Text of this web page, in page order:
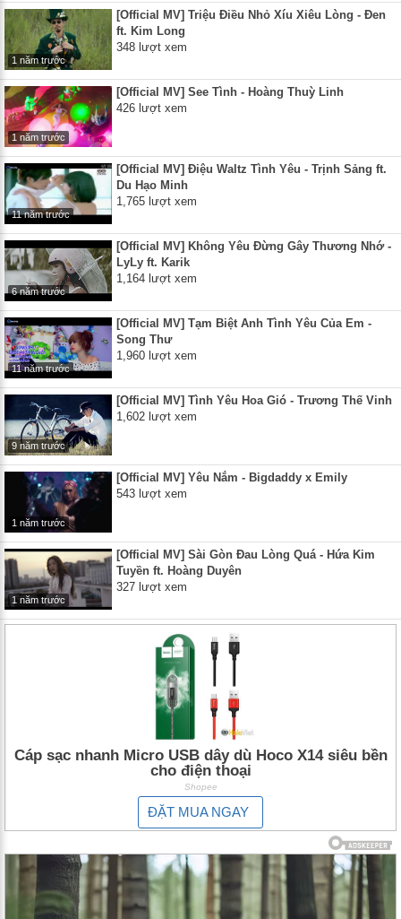
1 năm trước
[Official MV] Triệu Điều Nhỏ Xíu Xiêu Lòng - Đen
ft. Kim Long
348 lượt xem
1 năm trước
[Official MV] See Tình - Hoàng Thuỳ Linh
426 lượt xem
11 năm trước
[Official MV] Điệu Waltz Tình Yêu - Trịnh Sảng ft.
Du Hạo Minh
1,765 lượt xem
6 năm trước
[Official MV] Không Yêu Đừng Gây Thương Nhớ -
LyLy ft. Karik
1,164 lượt xem
11 năm trước
[Official MV] Tạm Biệt Anh Tình Yêu Của Em -
Song Thư
1,960 lượt xem
9 năm trước
[Official MV] Tình Yêu Hoa Gió - Trương Thế Vinh
1,602 lượt xem
1 năm trước
[Official MV] Yêu Nắm - Bigdaddy x Emily
543 lượt xem
1 năm trước
[Official MV] Sài Gòn Đau Lòng Quá - Hứa Kim
Tuyền ft. Hoàng Duyên
327 lượt xem
Cáp sạc nhanh Micro USB dây dù Hoco X14 siêu bền
cho điện thoại
Shopee
ĐẶT MUA NGAY